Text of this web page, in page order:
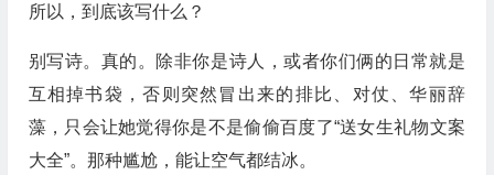
所以，到底该写什么？
别写诗。真的。除非你是诗人，或者你们俩的日常就是
互相掉书袋，否则突然冒出来的排比、对仗、华丽辞
藻，只会让她觉得你是不是偷偷百度了“送女生礼物文案
大全”。那种尴尬，能让空气都结冰。